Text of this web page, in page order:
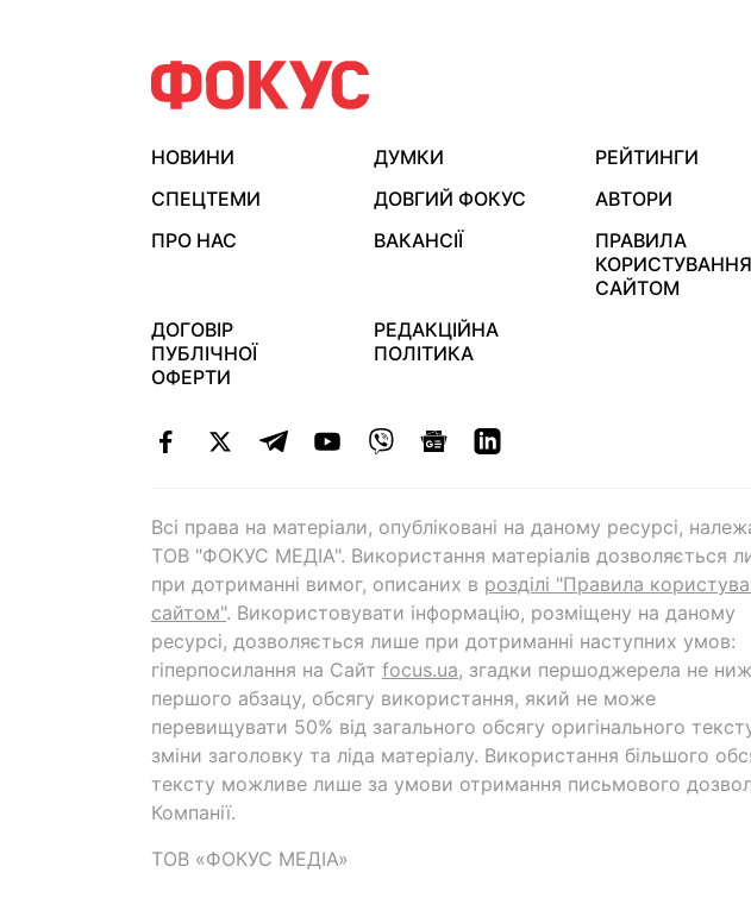
НОВИНИ ДУМКИ
РЕЙТИНГИ
СПЕЦТЕМИ
ДОВГИЙ ФОКУС
АВТОРИ
ПРО НАС
ВАКАНСІЇ
ПРАВИЛА
КОРИСТУВАННЯ
САЙТОМ
ДОГОВІР
ПУБЛІЧНОЇ
ОФЕРТИ
РЕДАКЦІЙНА
ПОЛІТИКА
Всі права на матеріали, опубліковані на даному ресурсі,
ТОВ "ФОКУС МЕДІА". Використання матеріалів дозволяється
при дотриманні вимог, описаних в розділі "Правила
сайтом". Використовувати інформацію, розміщену на даному
ресурсі, дозволяється лише при дотриманні наступних умов:
гіперпосилання на Cайт focus.ua, згадки першоджерела не
першого абзацу, обсягу використання, який не може
перевищувати 50% від загального обсягу оригінального
зміни заголовку та ліда матеріалу. Використання більшого
тексту можливе лише за умови отримання письмового
Компанії.
ТОВ «ФОКУС МЕДІА»